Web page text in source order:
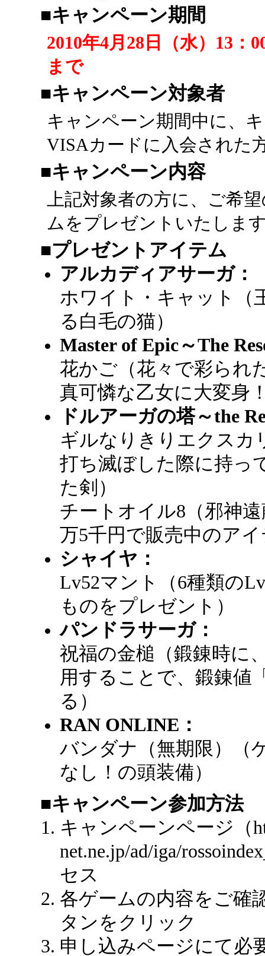
■キャンペーン期間
2010年4月28日（水）13：
まで
■キャンペーン対象者
キャンペーン期間中に、
VISAカードに入会された
■キャンペーン内容
上記対象者の方に、ご希
ムをプレゼントいたしま
■プレゼントアイテム
アルカディアサーガ：
ホワイト・キャット（
る白毛の猫）
Master of Epic～The
花かご（花々で彩られ
真可憐な乙女に大変身
ドルアーガの塔～the
ギルなりきりエクスカ
打ち滅ぼした際に持っ
た剣）
チートオイル8（邪神
万5千円で販売中のア
シャイヤ：
Lv52マント（6種類の
ものをプレゼント）
パンドラサーガ：
祝福の金槌（鍛錬時に
用することで、鍛錬値
る）
RAN ONLINE：
バンダナ（無期限）（
なし！の頭装備）
■キャンペーン参加方法
キャンペーンページ（
net.ne.jp/ad/iga/
セス
各ゲームの内容をご確
タンをクリック
申し込みページにて必